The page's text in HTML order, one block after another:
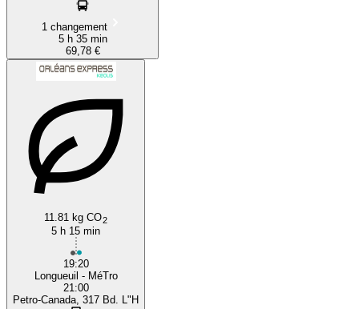
1 changement
5 h 35 min
69,78 €
11.81 kg CO2
5 h 15 min
19:20
Longueuil - MéTro
21:00
Petro-Canada, 317 Bd. L"H